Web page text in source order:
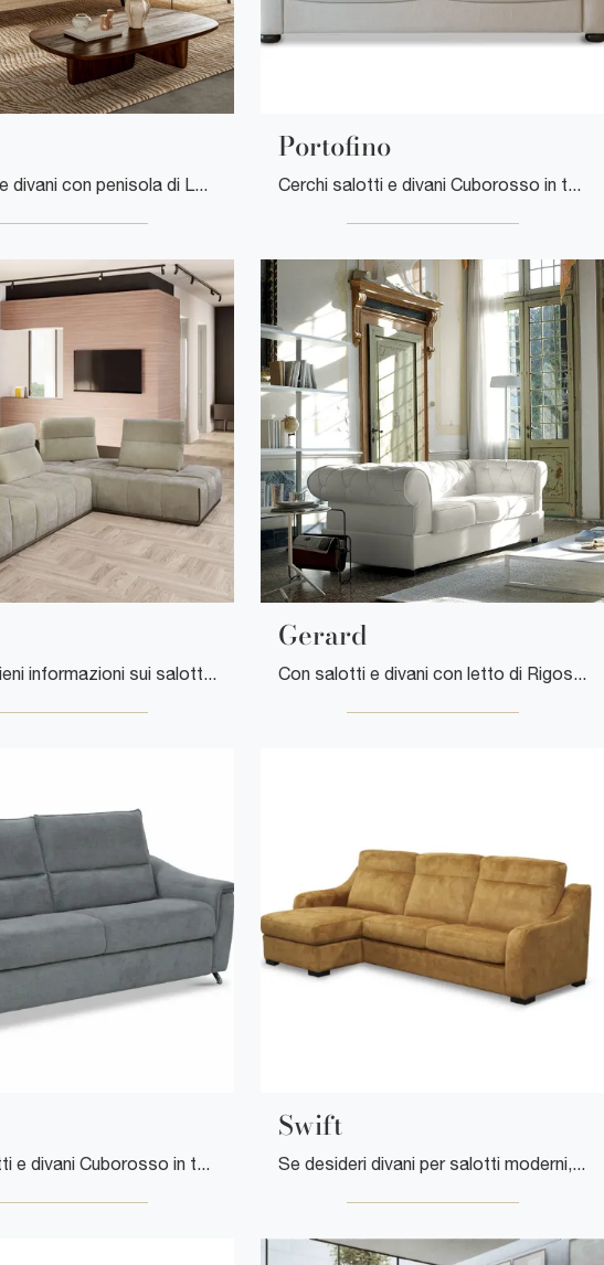
Con salotti e divani con penisola di Le Comfort come il modello Sky in tessuto, potrai completare il tuo progetto d'arredo.
Portofino
Cerchi salotti e divani Cuborosso in tessuto? Clicca e scopri di più sul modello Portofino per spazi moderni.
Clicca e ottieni informazioni sui salotti design di Cuborosso! Differenti modelli di divani, come Block, ti attendono.
Gerard
Con salotti e divani con letto di Rigosalotti come il modello Gerard in pelle, potrai completare il tuo concept d'arredo.
Swift